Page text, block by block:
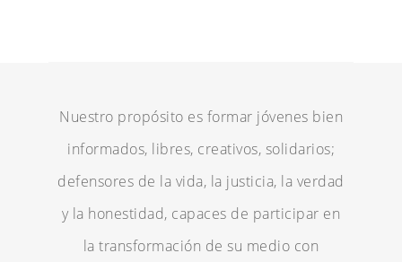
Nuestro propósito es formar jóvenes bien
informados, libres, creativos, solidarios;
defensores de la vida, la justicia, la verdad
y la honestidad, capaces de participar en
la transformación de su medio con